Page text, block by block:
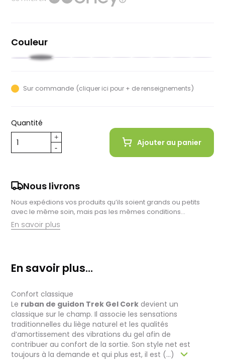
Couleur
Noir RougeMoutarde
Brune
Sur commande (cliquer ici pour + de renseignements)
Quantité
Ajouter au panier
Nous livrons
Nous expédions vos produits qu’ils soient grands ou petits
avec le même soin, mais pas les mêmes conditions…
En savoir plus
achats à domicile, mais il est encore plus gratifiant de vous
accueillir en magasin. Commandez en ligne et récupérez vos
Pensez à préciser le lieu de retrait lors de votre commande,
et nous vous informerons dès que vos articles seront prêts à
être récupérés.
Livraison de vélos complets :
Après des réglages minutieux effectués par nos techniciens,
votre vélo est soigneusement emballé dans un carton conçu
pour faciliter sa réception.
En savoir plus...
Confort classique
Le ruban de guidon Trek Gel Corkdevient un
classique sur le champ. Il associe les sensations
traditionnelles du liège naturel et les qualités
d’amortissement des vibrations du gel afin de
contribuer au confort de la sortie. Son style net est
toujours à la demande et qui plus est, il est (...)